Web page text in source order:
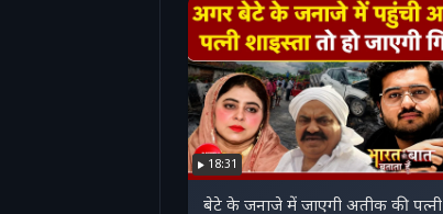
18:31
बेटे के जनाजे में जाएगी अतीक की पत्नी